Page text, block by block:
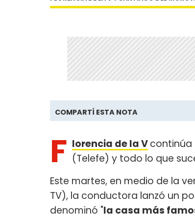
COMPARTÍ ESTA NOTA
F lorencia de la Vcontinúa
(Telefe) y todo lo que
Este martes, en medio de la
TV), la conductora lanzó un
denominó "la casa más